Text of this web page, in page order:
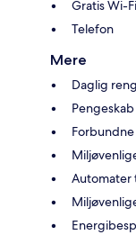
Gratis Wi-Fi
Telefon
Mere
Daglig
Pengeskab
Automater